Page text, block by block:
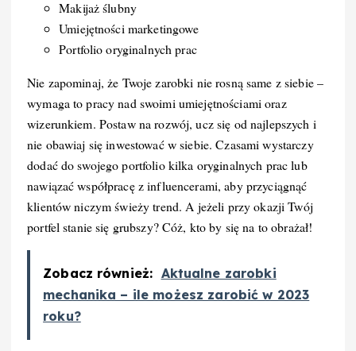
Makijaż ślubny
Umiejętności marketingowe
Portfolio oryginalnych prac
Nie zapominaj, że Twoje zarobki nie rosną same z siebie –
wymaga to pracy nad swoimi umiejętnościami oraz
wizerunkiem. Postaw na rozwój, ucz się od najlepszych i
nie obawiaj się inwestować w siebie. Czasami wystarczy
dodać do swojego portfolio kilka oryginalnych prac lub
nawiązać współpracę z influencerami, aby przyciągnąć
klientów niczym świeży trend. A jeżeli przy okazji Twój
portfel stanie się grubszy? Cóż, kto by się na to obrażał!
Zobacz również: Aktualne zarobki
mechanika – ile możesz zarobić w 2023
roku?